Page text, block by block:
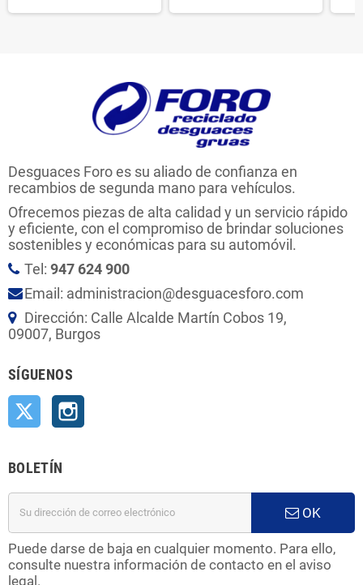
Desguaces Foro es su aliado de confianza en
recambios de segunda mano para vehículos.
Ofrecemos piezas de alta calidad y un servicio rápido
y eficiente, con el compromiso de brindar soluciones
sostenibles y económicas para su automóvil.
Tel: 947 624 900
Email: administracion@desguacesforo.com
Dirección: Calle Alcalde Martín Cobos 19,
09007, Burgos
SÍGUENOS
Twitter
BOLETÍN
OK
Puede darse de baja en cualquier momento. Para ello,
consulte nuestra información de contacto en el aviso
legal.